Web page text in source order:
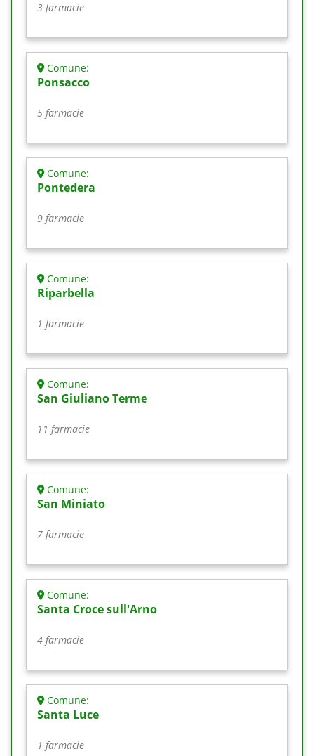
3 farmacie
Comune:
Ponsacco
5 farmacie
Comune:
Pontedera
9 farmacie
Comune:
Riparbella
1 farmacie
Comune:
San Giuliano Terme
11 farmacie
Comune:
San Miniato
7 farmacie
Comune:
Santa Croce sull'Arno
4 farmacie
Comune:
Santa Luce
1 farmacie